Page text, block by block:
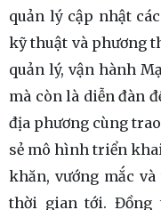
quản lý cập nhật
kỹ thuật và phương
quản lý, vận hành
mà còn là diễn đàn
địa phương cùng
sẻ mô hình triển
khăn, vướng mắc
thời gian tới. Đồng